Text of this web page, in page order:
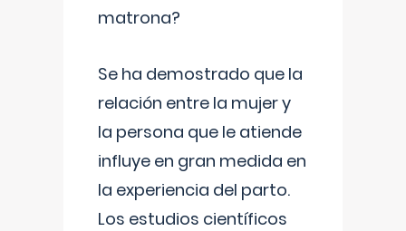
matrona?
Se ha demostrado que la
relación entre la mujer y
la persona que le atiende
influye en gran medida en
la experiencia del parto.
Los estudios científicos